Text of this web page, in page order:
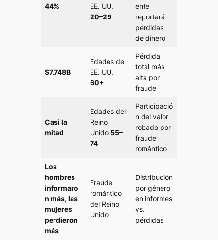
44%
EE. UU.
20–29
ente
reportará
pérdidas
de dinero
$7.748B
Edades de
EE. UU.
60+
Pérdida
total más
alta por
fraude
Casi la
mitad
Edades del
Reino
Unido 55–
74
Participació
n del valor
robado por
fraude
romántico
Los
hombres
informaro
n más, las
mujeres
perdieron
más
Fraude
romántico
del Reino
Unido
Distribución
por género
en informes
vs.
pérdidas